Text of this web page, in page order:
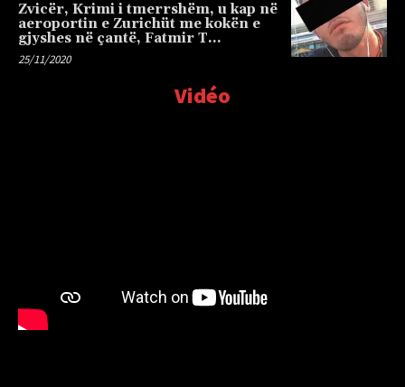
Zvicër, Krimi i tmerrshëm, u kap në
aeroportin e Zurichüt me kokën e
gjyshes në çantë, Fatmir T…
25/11/2020
Vidéo